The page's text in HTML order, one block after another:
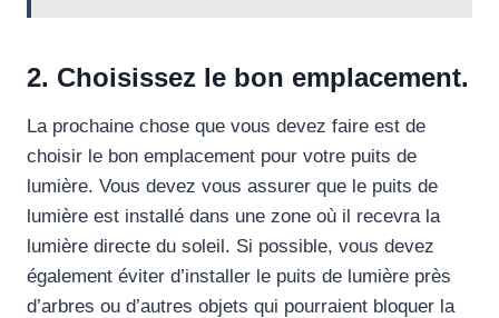
2. Choisissez le bon emplacement.
La prochaine chose que vous devez faire est de
choisir le bon emplacement pour votre puits de
lumière. Vous devez vous assurer que le puits de
lumière est installé dans une zone où il recevra la
lumière directe du soleil. Si possible, vous devez
également éviter d’installer le puits de lumière près
d’arbres ou d’autres objets qui pourraient bloquer la